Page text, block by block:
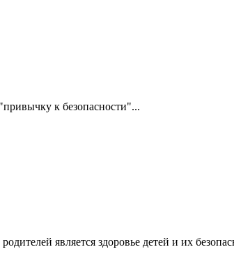
к безопасности"...
является здоровье детей и их